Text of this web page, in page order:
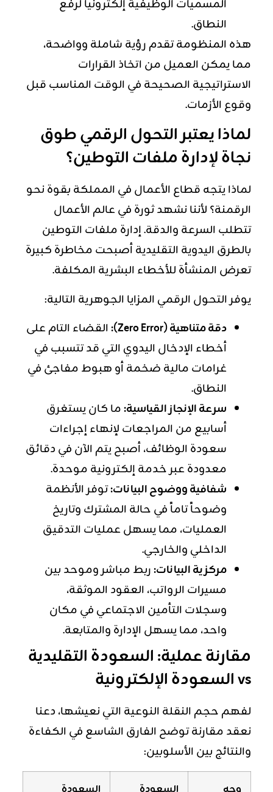
المسميات الوظيفية إلكترونياً لرفع
النطاق.
هذه المنظومة تقدم رؤية شاملة وواضحة،
مما يمكن العميل من اتخاذ القرارات
الاستراتيجية الصحيحة في الوقت المناسب قبل
وقوع الأزمات.
لماذا يعتبر التحول الرقمي طوق
نجاة لإدارة ملفات التوطين؟
لماذا يتجه قطاع الأعمال في المملكة بقوة نحو
الرقمنة؟ لأننا نشهد ثورة في عالم الأعمال
تتطلب السرعة والدقة. إدارة ملفات التوطين
بالطرق اليدوية التقليدية أصبحت مخاطرة كبيرة
تعرض المنشأة للأخطاء البشرية المكلفة.
يوفر التحول الرقمي المزايا الجوهرية التالية:
دقة متناهية (Zero Error):
القضاء التام على
أخطاء الإدخال اليدوي التي قد تتسبب في
غرامات مالية ضخمة أو هبوط مفاجئ في
النطاق.
سرعة الإنجاز القياسية:ما كان يستغرق
أسابيع من المراجعات لإنهاء إجراءات
سعودة الوظائف، أصبح يتم الآن في دقائق
معدودة عبر خدمة إلكترونية موحدة.
شفافية ووضوح البيانات:توفر الأنظمة
وضوحاً تاماً في حالة المشترك وتاريخ
العمليات، مما يسهل عمليات التدقيق
الداخلي والخارجي.
مركزية البيانات:ربط مباشر وموحد بين
مسيرات الرواتب، العقود الموثقة،
وسجلات التأمين الاجتماعي في مكان
واحد، مما يسهل الإدارة والمتابعة.
مقارنة عملية: السعودة التقليدية
vs السعودة الإلكترونية
لفهم حجم النقلة النوعية التي نعيشها، دعنا
نعقد مقارنة توضح الفارق الشاسع في الكفاءة
والنتائج بين الأسلوبين: